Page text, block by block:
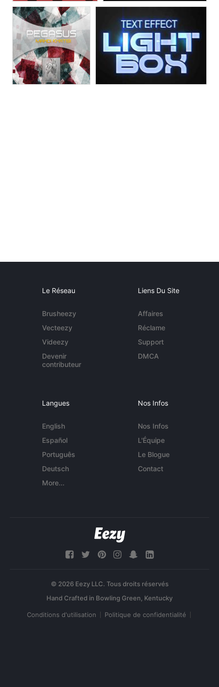
Le Réseau
Brusheezy
Vecteezy
Videezy
Devenir
contributeur
Liens Du Site
Affaires
Réclame
Support
DMCA
Langues
English
Español
Português
Deutsch
More...
Nos Infos
Nos Infos
L'Équipe
Le Blogue
Contact
© 2026 Eezy LLC. Tous droits réservés
Conditions d'utilisation Politique de confidentialité